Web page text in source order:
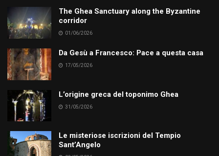
The Ghea Sanctuary along the Byzantine
corridor
01/06/2026
Da Gesù a Francesco: Pace a questa casa
17/05/2026
L’origine greca del toponimo Ghea
31/05/2026
Le misteriose iscrizioni del Tempio
Sant’Angelo